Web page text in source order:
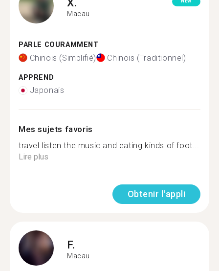
Macau
NEW
PARLE COURAMMENT
Chinois (Simplifié) Chinois (Traditionnel)
APPREND
Japonais
Mes sujets favoris
travel listen the music and eating kinds of foot...
Lire plus
Obtenir l'appli
F.
Macau